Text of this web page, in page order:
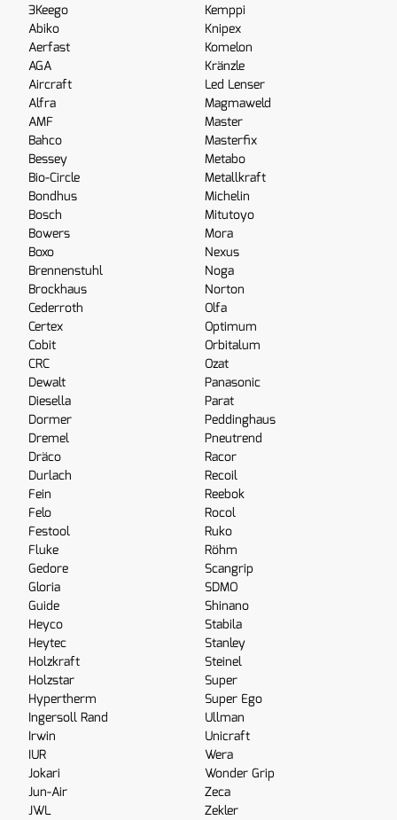
3Keego
Abiko
Aerfast
AGA
Aircraft
Alfra
AMF
Bahco
Bessey
Bio-Circle
Bondhus
Bosch
Bowers
Boxo
Brennenstuhl
Brockhaus
Cederroth
Certex
Cobit
CRC
Dewalt
Diesella
Dormer
Dremel
Dräco
Durlach
Fein
Felo
Festool
Fluke
Gedore
Gloria
Guide
Heyco
Heytec
Holzkraft
Holzstar
Hypertherm
Ingersoll Rand
Irwin
IUR
Jokari
Jun-Air
JWL
Kemppi
Knipex
Komelon
Kränzle
Led Lenser
Magmaweld
Master
Masterfix
Metabo
Metallkraft
Michelin
Mitutoyo
Mora
Nexus
Noga
Norton
Olfa
Optimum
Orbitalum
Ozat
Panasonic
Parat
Peddinghaus
Pneutrend
Racor
Recoil
Reebok
Rocol
Ruko
Röhm
Scangrip
SDMO
Shinano
Stabila
Stanley
Steinel
Super
Super Ego
Ullman
Unicraft
Wera
Wonder Grip
Zeca
Zekler